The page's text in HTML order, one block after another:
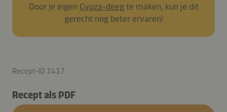
Door je eigen Gyoza-deegte maken, kun je dit
gerecht nog beter ervaren!
Recept-ID 1417
Recept als PDF